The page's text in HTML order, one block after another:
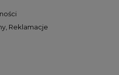
Reklamacje